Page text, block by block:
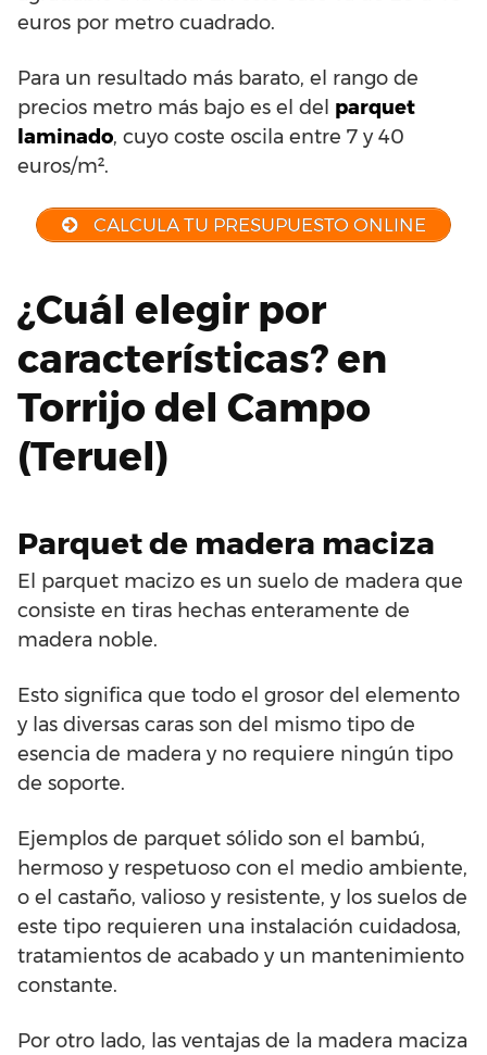
euros por metro cuadrado.
Para un resultado más barato, el rango de
precios metro más bajo es el del parquet
laminado, cuyo coste oscila entre 7 y 40
euros/m².
CALCULA TU PRESUPUESTO ONLINE
¿Cuál elegir por
características? en
Torrijo del Campo
(Teruel)
Parquet de madera maciza
El parquet macizo es un suelo de madera que
consiste en tiras hechas enteramente de
madera noble.
Esto significa que todo el grosor del elemento
y las diversas caras son del mismo tipo de
esencia de madera y no requiere ningún tipo
de soporte.
Ejemplos de parquet sólido son el bambú,
hermoso y respetuoso con el medio ambiente,
o el castaño, valioso y resistente, y los suelos de
este tipo requieren una instalación cuidadosa,
tratamientos de acabado y un mantenimiento
constante.
Por otro lado, las ventajas de la madera maciza